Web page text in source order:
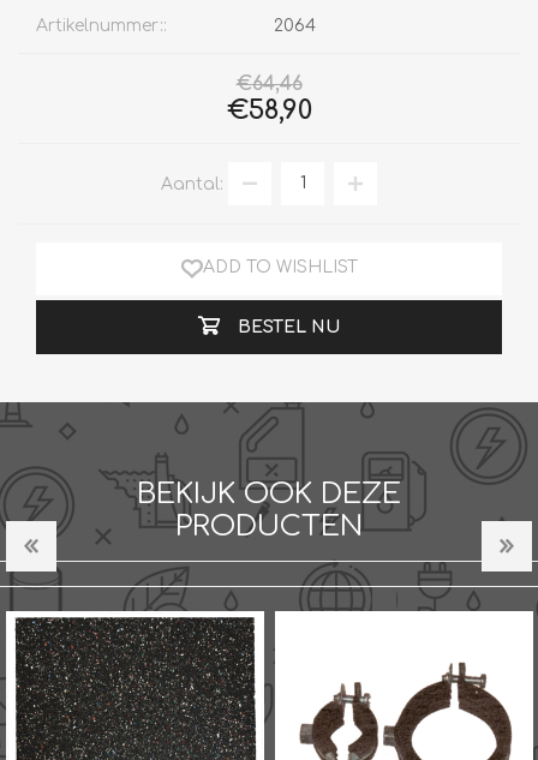
Artikelnummer:: 2064
€64,46
€58,90
Aantal:
ADD TO WISHLIST
BESTEL NU
BEKIJK OOK DEZE
PRODUCTEN